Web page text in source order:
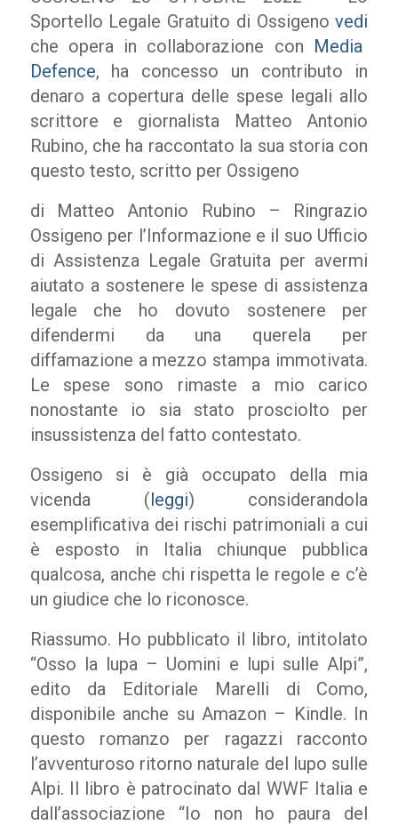
Sportello Legale Gratuito di Ossigenovedi
che opera in collaborazione con Media
Defence, ha concesso un contributo in
denaro a copertura delle spese legali allo
scrittore e giornalista Matteo Antonio
Rubino, che ha raccontato la sua storia con
questo testo, scritto per Ossigeno
di Matteo Antonio Rubino – Ringrazio
Ossigeno per l’Informazione e il suo Ufficio
di Assistenza Legale Gratuita per avermi
aiutato a sostenere le spese di assistenza
legale che ho dovuto sostenere per
difendermi da una querela per
diffamazione a mezzo stampa immotivata.
Le spese sono rimaste a mio carico
nonostante io sia stato prosciolto per
insussistenza del fatto contestato.
Ossigeno si è già occupato della mia
vicenda (leggi) considerandola
esemplificativa dei rischi patrimoniali a cui
è esposto in Italia chiunque pubblica
qualcosa, anche chi rispetta le regole e c’è
un giudice che lo riconosce.
Riassumo. Ho pubblicato il libro, intitolato
“Osso la lupa – Uomini e lupi sulle Alpi”,
edito da Editoriale Marelli di Como,
disponibile anche su Amazon – Kindle. In
questo romanzo per ragazzi racconto
l’avventuroso ritorno naturale del lupo sulle
Alpi. Il libro è patrocinato dal WWF Italia e
dall’associazione “Io non ho paura del